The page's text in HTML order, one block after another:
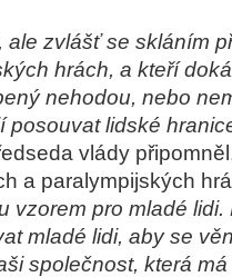
ale zvlášť se skláním
hrách, a kteří
nehodou, nebo
lidské
vlády
a paralympijských
vzorem pro mladé
mladé lidi, aby se
společnost, která